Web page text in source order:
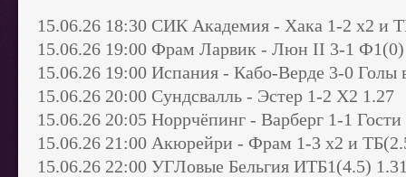
15.06.26 18:30 СИК Академия - Хака 1-2 х2 и
15.06.26 19:00 Фрам Ларвик - Люн II 3-1 Ф1(0)
15.06.26 19:00 Испания - Кабо-Верде 3-0 Голы
15.06.26 20:00 Сундсвалль - Эстер 1-2 X2 1.27
15.06.26 20:05 Норрчёпинг - Варберг 1-1
15.06.26 21:00 Акюрейри - Фрам 1-3 х2 и
15.06.26 22:00 УГЛовые Бельгия ИТБ1(4.5)